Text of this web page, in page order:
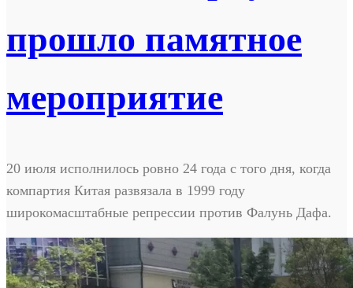
прошло памятное
мероприятие
20 июля исполнилось ровно 24 года с того дня, когда
компартия Китая развязала в 1999 году
широкомасштабные репрессии против Фалунь Дафа.